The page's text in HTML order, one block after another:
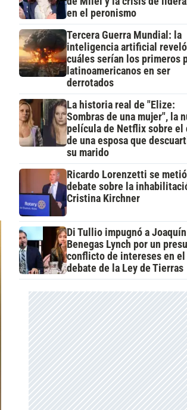
en el peronismo
Tercera Guerra Mundial: la
inteligencia artificial reveló
cuáles serían los primeros
latinoamericanos en ser
derrotados
La historia real de "Elize:
Sombras de una mujer", la
película de Netflix sobre el
de una esposa que
su marido
Ricardo Lorenzetti se metió
debate sobre la
Cristina Kirchner
Di Tullio impugnó a Joaquín
Benegas Lynch por un
conflicto de intereses en el
debate de la Ley de Tierras